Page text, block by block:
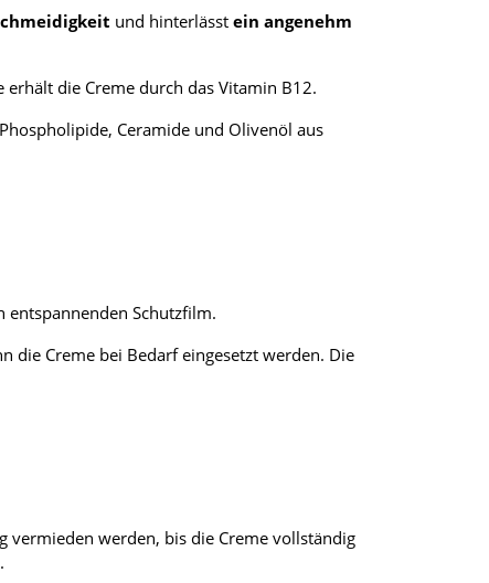
und hinterlässt ein angenehm
erhält die Creme durch das Vitamin B12.
Ceramide und Olivenöl aus
entspannenden Schutzfilm.
die Creme bei Bedarf eingesetzt werden. Die
vermieden werden, bis die Creme vollständig